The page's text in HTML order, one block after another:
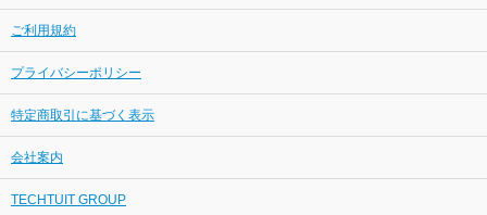
ご利用規約
プライバシーポリシー
特定商取引に基づく表示
会社案内
TECHTUIT GROUP